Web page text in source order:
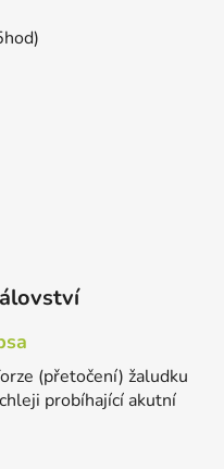
(přetočení) žaludku
probíhající akutní